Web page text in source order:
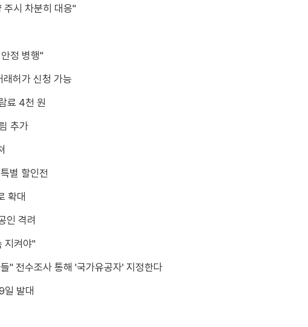
주시 차분히 대응"
안정 병행"
래허가 신청 가능
료 4천 원
추가
별 할인전
확대
인 격려
지켜야"
" 전수조사 통해 '국가유공자' 지정한다
일 발대